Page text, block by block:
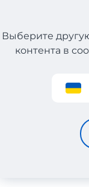
Регистрация
Выберите
контента в